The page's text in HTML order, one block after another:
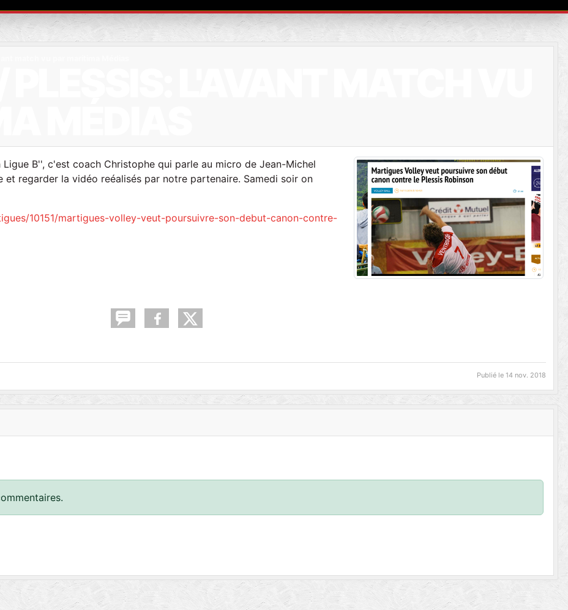
B'', c'est coach Christophe qui parle au micro de Jean-Michel
regarder la vidéo reéalisés par notre partenaire. Samedi soir on
10151/martigues-volley-veut-poursuivre-son-debut-canon-contre-
Publié le 14 nov. 2018